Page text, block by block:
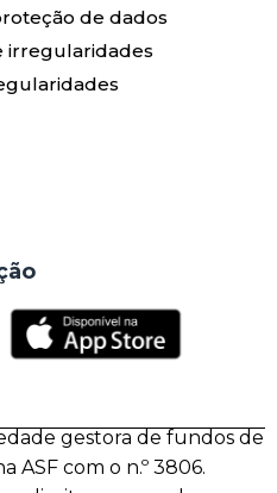
de dados
irregularidades
gestora de fundos de
ASF com o n.º 3806.